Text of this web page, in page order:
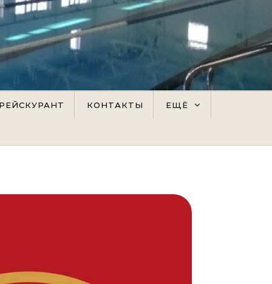
КОНТАКТЫ ЕЩЁ